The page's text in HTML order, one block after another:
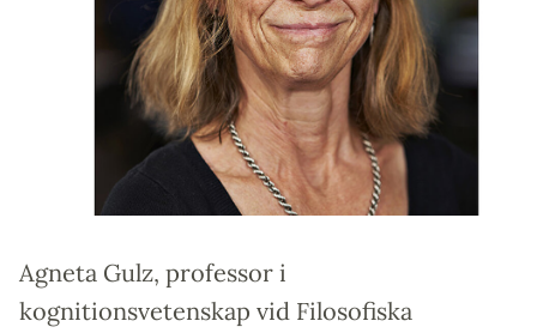
Agneta Gulz, professor i
kognitionsvetenskap vid Filosofiska